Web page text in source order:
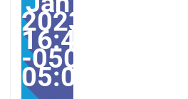
2023
16:45:23
-0500-